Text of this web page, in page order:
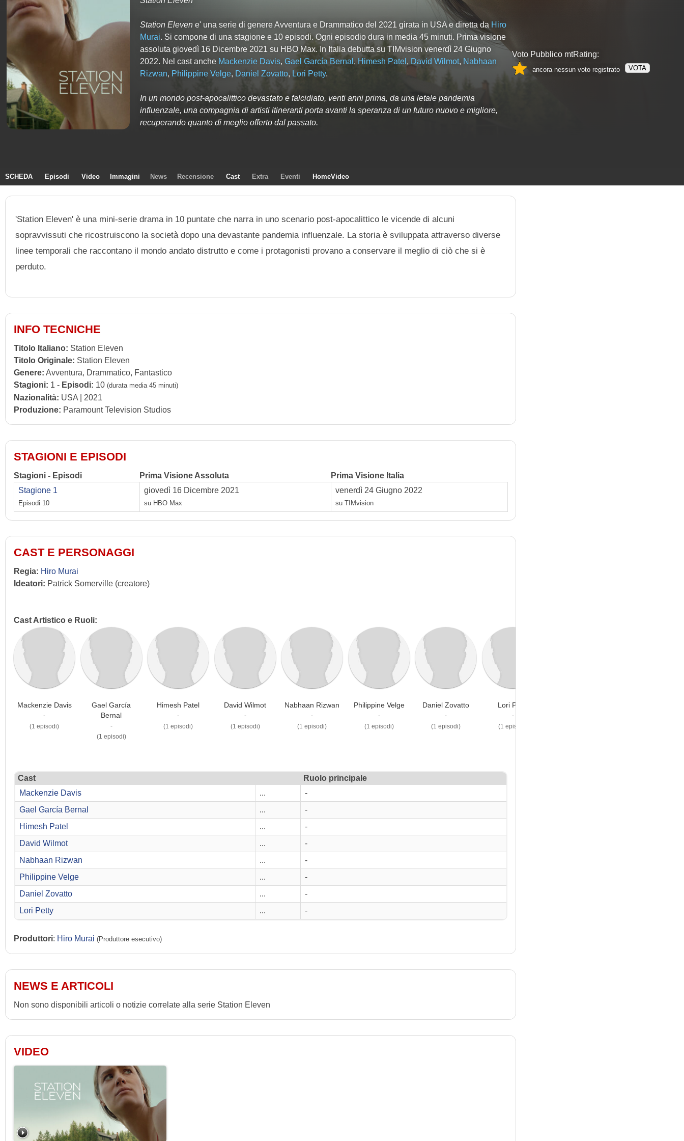
Station Elevene' una serie di genere Avventura e Drammatico del 2021 girata in USA e diretta da Hiro
Murai. Si compone di una stagione e 10episodi. Ogni episodio dura in media 45 minuti. Prima visione
assoluta giovedì 16 Dicembre 2021 su HBO Max. In Italia debutta su TIMvision venerdì 24 Giugno
2022. Nel cast anche Mackenzie Davis, Gael García Bernal, Himesh Patel , David Wilmot, Nabhaan
Rizwan, Philippine Velge, Daniel Zovatto, Lori Petty.
In un mondo post-apocalittico devastato e falcidiato, venti anni prima, da una letale pandemia
influenzale, una compagnia di artisti itineranti porta avanti la speranza di un futuro nuovo e migliore,
recuperando quanto di meglio offerto dal passato.
Voto Pubblico mtRating:
ancora nessun voto registrato VOTA
SCHEDA Episodi Video Immagini News Recensione Cast Extra Eventi HomeVideo
'Station Eleven' è una mini-serie drama in 10 puntate che narra in uno scenario post-apocalittico le vicende di alcuni
sopravvissuti che ricostruiscono la società dopo una devastante pandemia influenzale. La storia è sviluppata attraverso diverse
linee temporali che raccontano il mondo andato distrutto e come i protagonisti provano a conservare il meglio di ciò che si è
perduto.
INFO TECNICHE
Titolo Italiano: Station Eleven
Titolo Originale: Station Eleven
Genere: Avventura, Drammatico, Fantastico
Stagioni: 1 - Episodi: 10 (durata media 45 minuti)
Nazionalità: USA | 2021
Produzione: Paramount Television Studios
STAGIONI E EPISODI
Stagioni - Episodi Prima Visione Assoluta
Prima Visione Italia
Stagione 1
Episodi 10
giovedì 16 Dicembre 2021
su HBO Max
venerdì 24 Giugno 2022
su TIMvision
CAST E PERSONAGGI
Regia: Hiro Murai
Ideatori: Patrick Somerville (creatore)
Cast Artistico e Ruoli:
Mackenzie Davis
-
(1 episodi)
Gael García
Bernal
-
(1 episodi)
Himesh Patel
-
(1 episodi)
David Wilmot
-
(1 episodi)
Nabhaan Rizwan
-
(1 episodi)
Philippine Velge
-
(1 episodi)
Daniel Zovatto
-
(1 episodi)
Lori Petty
-
(1 episodi)
Cast
Ruolo principale
Mackenzie Davis
...
-
Gael García Bernal
...
-
Himesh Patel
...
-
David Wilmot
...
-
Nabhaan Rizwan
...
-
Philippine Velge
...
-
Daniel Zovatto
...
-
Lori Petty
... -
Produttori: Hiro Murai (Produttore esecutivo)
NEWS E ARTICOLI
Non sono disponibili articoli o notizie correlate alla serie Station Eleven
VIDEO